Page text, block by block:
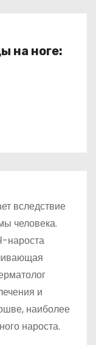
на ноге:
вследствие
человека.
нароста
и
наиболее
нароста.